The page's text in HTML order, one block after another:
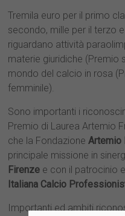
Tremila euro per il primo
secondo, mille per il terzo
riguardano attività
materie giuridiche (Premio
mondo del calcio in rosa
femminile).
Sono importanti i
Premio di Laurea Artemio
che la FondazioneArtemio
principale missione in
Firenze e con il patrocinio
Italiana Calcio
Importanti ed ambiti